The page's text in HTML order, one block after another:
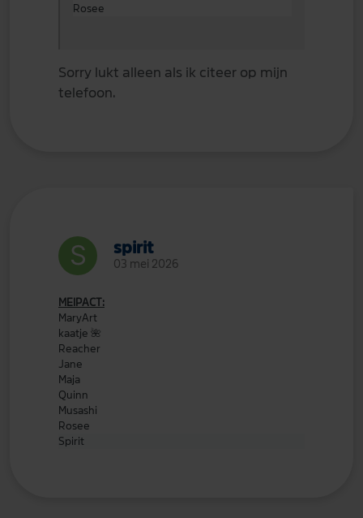
Rosee
Sorry lukt alleen als ik citeer op mijn
telefoon.
spirit
03 mei 2026
MEIPACT:
MaryArt
kaatje 🌺
Reacher
Jane
Maja
Quinn
Musashi
Rosee
Spirit